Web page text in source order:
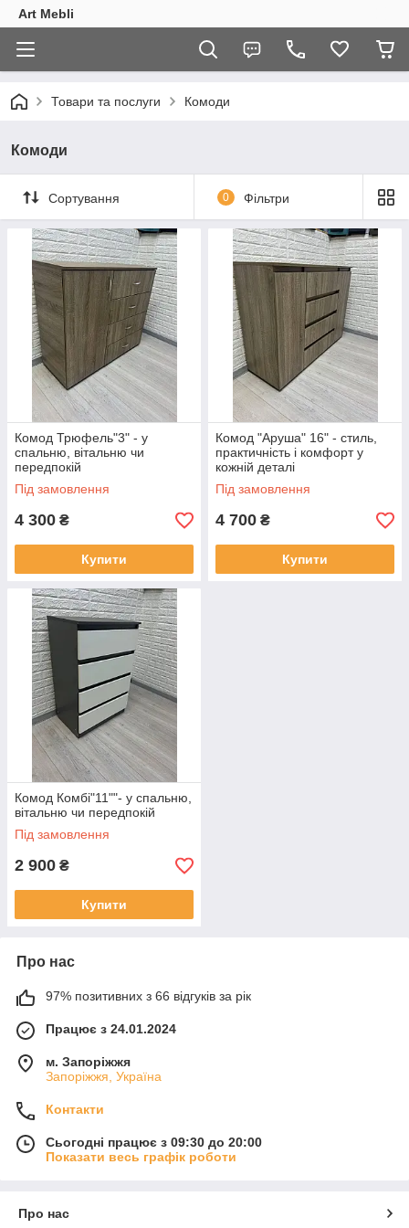
Art Mebli
Товари та послуги Комоди
Комоди
Сортування 0 Фільтри
Комод Трюфель"3" - у
спальню, вітальню чи
передпокій
Під замовлення
4 300 ₴
Купити
Комод "Аруша" 16" - стиль,
практичність і комфорт у
кожній деталі
Під замовлення
4 700 ₴
Купити
Комод Комбі"11""- у спальню,
вітальню чи передпокій
Під замовлення
2 900 ₴
Купити
Про нас
97% позитивних з 66 відгуків за рік
Працює з 24.01.2024
м. Запоріжжя
Запоріжжя, Україна
Контакти
Сьогодні працює з 09:30 до 20:00
Показати весь графік роботи
Про нас